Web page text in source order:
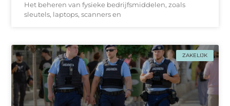
Het beheren van fysieke bedrijfsmiddelen, zoals
sleutels, laptops, scanners en
ZAKELIJK